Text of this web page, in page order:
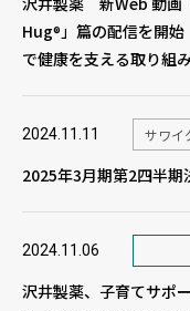
Hug®」篇の配信を開
で健康を支える取り組
2024.11.11 サワイ
2025年3月期第2四半期
2024.11.06
沢井製薬、子育てサポ